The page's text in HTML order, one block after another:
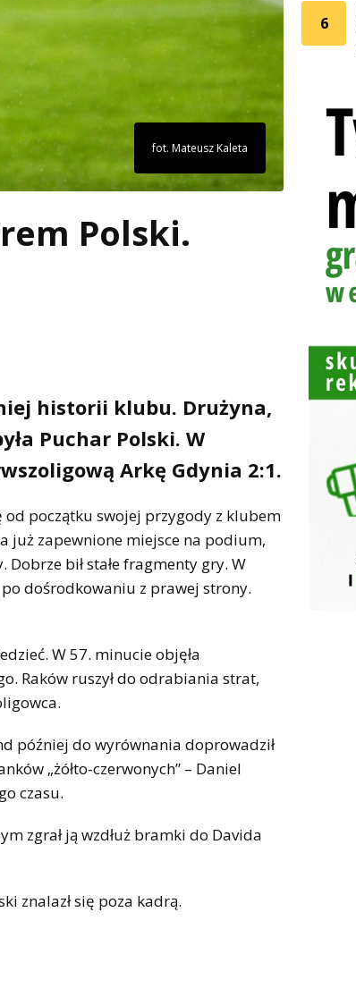
fot. Mateusz Kaleta
Polski.
historii klubu. Drużyna,
Puchar Polski. W
Arkę Gdynia 2:1.
od początku swojej przygody z klubem
już zapewnione miejsce na podium,
Dobrze bił stałe fragmenty gry. W
po dośrodkowaniu z prawej strony.
W 57. minucie objęła
Raków ruszył do odrabiania strat,
później do wyrównania doprowadził
„żółto-czerwonych” – Daniel
czasu.
zgrał ją wzdłuż bramki do Davida
znalazł się poza kadrą.
6